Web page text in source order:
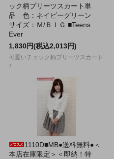
ック柄プリーツスカート単
品 色：ネイビーグリーン
サイズ：Ｍ/ＢＩＧ ■Teens
Ever
1,830円(税込2,013円)
可愛いチェック柄プリーツスカート
♪
1110D■MB●送料無料●＜
本店在庫限定＞＜即納！特